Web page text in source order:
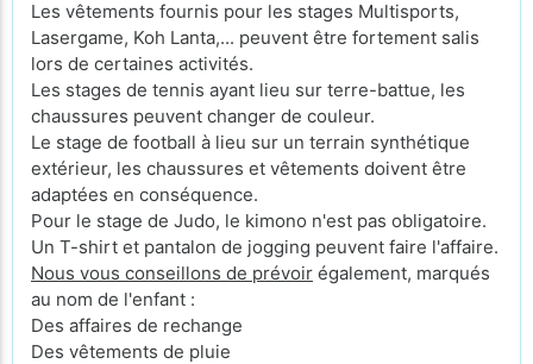
Les vêtements fournis pour les stages Multisports,
Lasergame, Koh Lanta,... peuvent être fortement salis
lors de certaines activités.
Les stages de tennis ayant lieu sur terre-battue, les
chaussures peuvent changer de couleur.
Le stage de football à lieu sur un terrain synthétique
extérieur, les chaussures et vêtements doivent être
adaptées en conséquence.
Pour le stage de Judo, le kimono n'est pas obligatoire.
Un T-shirt et pantalon de jogging peuvent faire l'affaire.
Nous vous conseillons de prévoir également, marqués
au nom de l'enfant :
Des affaires de rechange
Des vêtements de pluie